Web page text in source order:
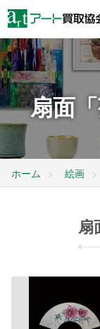
扇面
ホーム 絵画
扇